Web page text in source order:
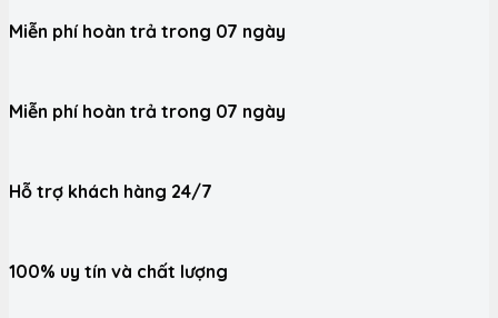
Miễn phí hoàn trả trong 07 ngày
Miễn phí hoàn trả trong 07 ngày
Hỗ trợ khách hàng 24/7
100% uy tín và chất lượng